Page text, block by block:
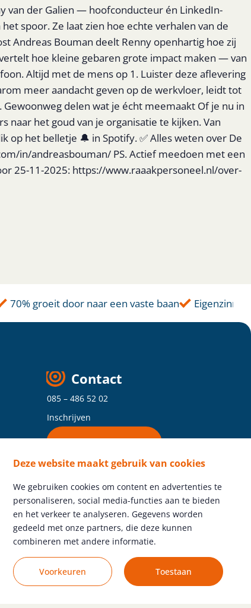
Deze website maakt gebruik van cookies
We gebruiken cookies om content en advertenties te
personaliseren, social media-functies aan te bieden
en het verkeer te analyseren. Gegevens worden
gedeeld met onze partners, die deze kunnen
combineren met andere informatie.
Voorkeuren Toestaan
van der Galien — hoofconducteur én LinkedIn-
spoor. Ze laat zien hoe echte verhalen van de
Andreas Bouman deelt Renny openhartig hoe zij
hoe kleine gebaren grote impact maken — van
Altijd met de mens op 1. Luister deze aflevering
meer aandacht geven op de werkvloer, leidt tot
delen wat je écht meemaakt Of je nu in
het goud van je organisatie te kijken. Van
op het belletje 🔔 in Spotify. ✅ Alles weten over De
in/andreasbouman/ PS. Actief meedoen met een
25-11-2025: https://www.raaakpersoneel.nl/over-
70% groeit door naar een vaste baan Eigenzinnige
Contact
085 – 486 52 02
Inschrijven
Vind je vestiging
Volg ons
Gratis vacature plaatsen